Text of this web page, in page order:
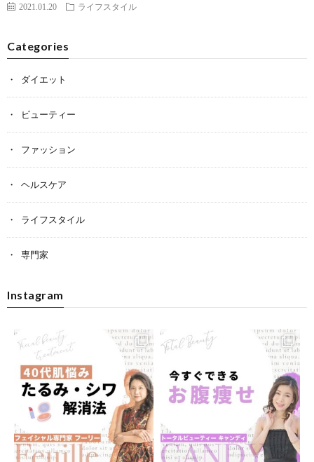
2021.01.20 ライフスタイル
Categories
ダイエット
ビューティー
ファッション
ヘルスケア
ライフスタイル
専門家
Instagram